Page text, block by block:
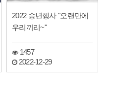
2022 송년행사 "오랜만에
우리끼리~"
1457
2022-12-29